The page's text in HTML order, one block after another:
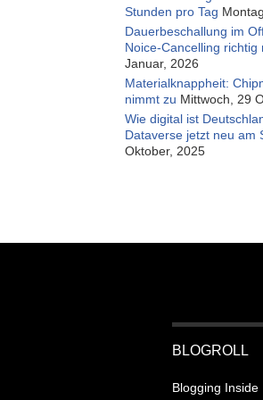
Stunden pro Tag
Dauerbeschallung im
Noice-Cancelling richtig
Januar, 2026
Materialknappheit:
nimmt zu Mittwoch, 29
Wie digital ist
Dataverse jetzt neu am
Oktober, 2025
BLOGROLL
Blogging Inside